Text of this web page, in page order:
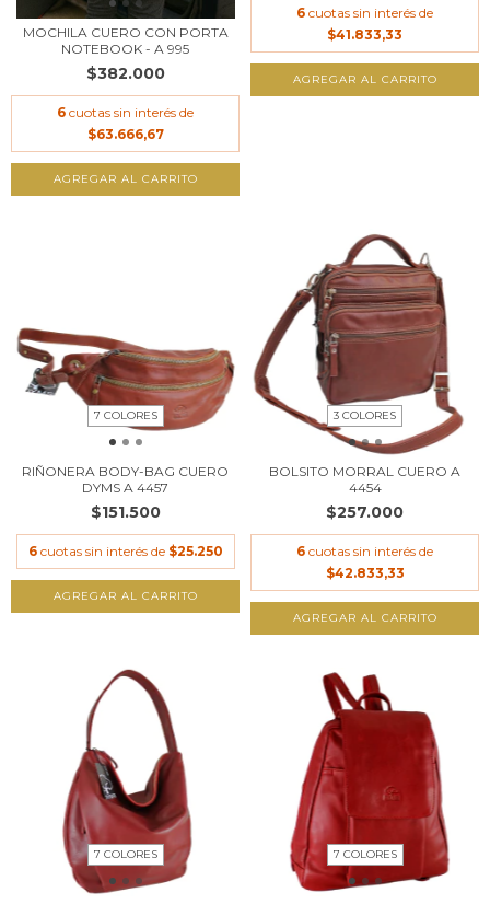
MOCHILA CUERO CON PORTA
NOTEBOOK - A 995
$382.000
6 cuotas sin interés de
$63.666,67
AGREGAR AL CARRITO
6 cuotas sin interés de
$41.833,33
AGREGAR AL CARRITO
7 COLORES
RIÑONERA BODY-BAG CUERO
DYMS A 4457
$151.500
6 cuotas sin interés de $25.250
AGREGAR AL CARRITO
3 COLORES
BOLSITO MORRAL CUERO A
4454
$257.000
6 cuotas sin interés de
$42.833,33
AGREGAR AL CARRITO
7 COLORES 7 COLORES